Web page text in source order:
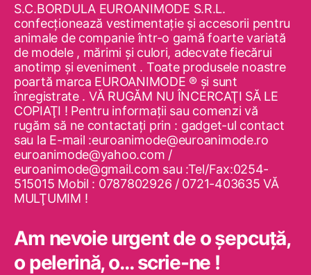
S.C.BORDULA EUROANIMODE S.R.L.
confecţionează vestimentaţie şi accesorii pentru
animale de companie într-o gamă foarte variată
de modele , mărimi şi culori, adecvate fiecărui
anotimp şi eveniment . Toate produsele noastre
poartă marca EUROANIMODE ® şi sunt
înregistrate . VĂ RUGĂM NU ÎNCERCAŢI SĂ LE
COPIAŢI ! Pentru informaţii sau comenzi vă
rugăm să ne contactaţi prin : gadget-ul contact
sau la E-mail :euroanimode@euroanimode.ro
euroanimode@yahoo.com /
euroanimode@gmail.com sau :Tel/Fax:0254-
515015 Mobil : 0787802926 / 0721-403635 VĂ
MULŢUMIM !
Am nevoie urgent de o şepcuţă,
o pelerină, o… scrie-ne !